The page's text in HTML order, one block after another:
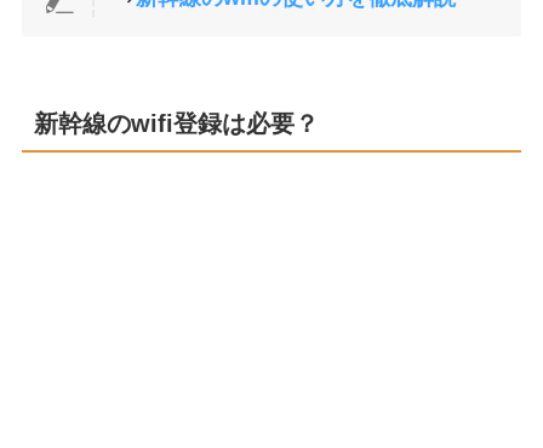
新幹線のwifi登録は必要？